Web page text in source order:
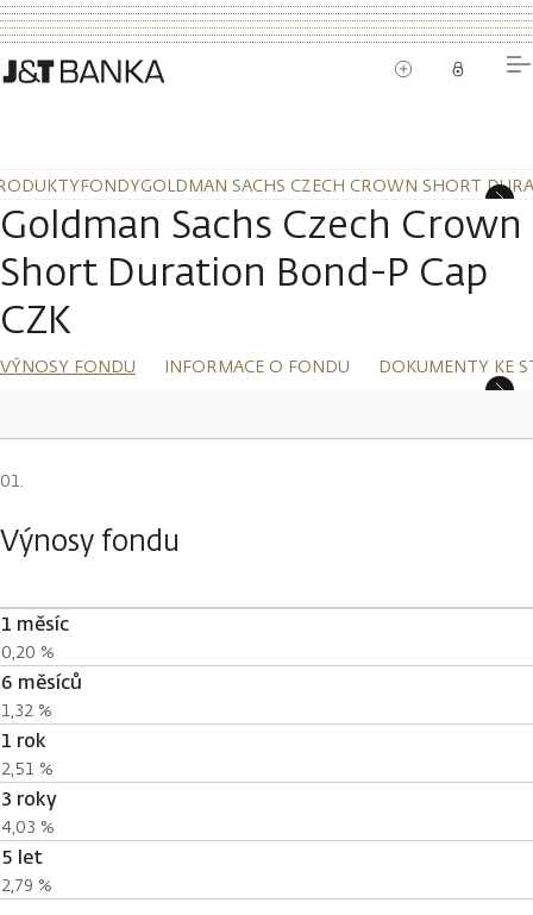
FONDYGOLDMAN SACHS CZECH CROWN SHORT
Goldman Sachs Czech Crown
Short Duration Bond-P Cap
CZK
VÝNOSY FONDU INFORMACE O FONDU DOKUMENTY KE
Výnosy fondu
1 měsíc
0,20 %
6 měsíců
1,32 %
1 rok
2,51 %
3 roky
4,03 %
5 let
2,79 %